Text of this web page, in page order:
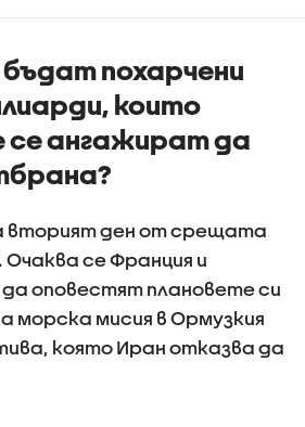
доверие през
похарчени
които
се ангажират да
вторият ден от срещата
Очаква се Франция и
оповестят плановете си
морска мисия в Ормузкия
която Иран отказва да